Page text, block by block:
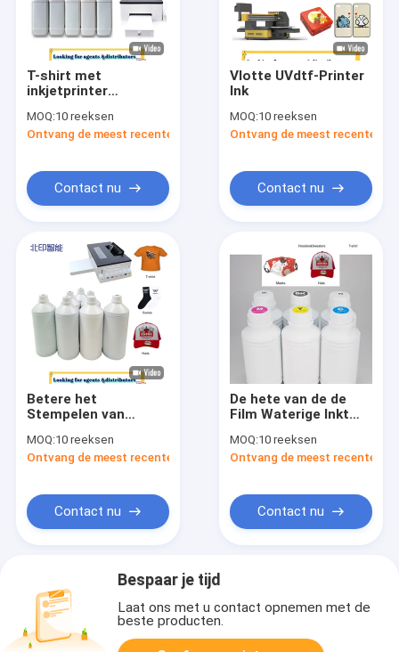
T-shirt met
inkjetprinter
MOQ:10 reeksen
Ontvang de meest recente Prijs
Contact nu
Vlotte UVdtf-Printer
Ink
MOQ:10 reeksen
Ontvang de meest recente
Contact nu
Betere het
Stempelen van
Hete van de de
Hitteoverdracht van
Xp600 Tx800 I3200
MOQ:10 reeksen
Ontvang de meest recente Prijs
Contact nu
De hete van de de
Film Waterige Inkt
Huisdierendruk van
de de
XP600 4720
MOQ:10 reeksen
Ontvang de meest recente
Contact nu
Bespaar je tijd
Laat ons met u contact opnemen met de
beste producten.